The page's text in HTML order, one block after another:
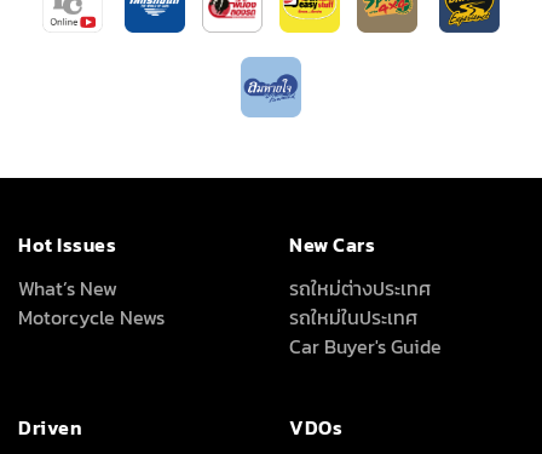
Hot Issues
What’s New
Motorcycle News
New Cars
รถใหม่ต่างประเทศ
รถใหม่ในประเทศ
Car Buyer's Guide
Driven
VDOs